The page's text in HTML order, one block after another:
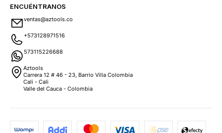
ENCUÉNTRANOS
ventas@aztools.co
+573128971516
573115226688
Aztools
Carrera 12 # 46 - 23, Barrio Villa Colombia
Cali - Cali
Valle del Cauca - Colombia